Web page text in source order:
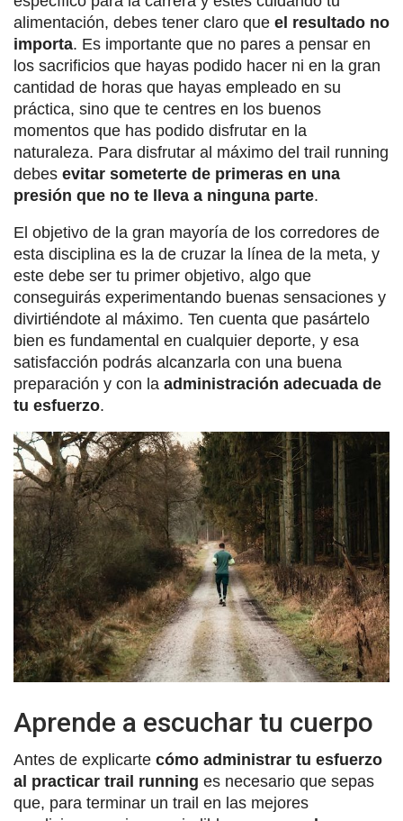
alimentación, debes tener claro que el resultado no
importa. Es importante que no pares a pensar en
los sacrificios que hayas podido hacer ni en la gran
cantidad de horas que hayas empleado en su
práctica, sino que te centres en los buenos
momentos que has podido disfrutar en la
naturaleza. Para disfrutar al máximo del trail running
debes evitar someterte de primeras en una
presión que no te lleva a ninguna parte.
El objetivo de la gran mayoría de los corredores de
esta disciplina es la de cruzar la línea de la meta, y
este debe ser tu primer objetivo, algo que
conseguirás experimentando buenas sensaciones y
divirtiéndote al máximo. Ten cuenta que pasártelo
bien es fundamental en cualquier deporte, y esa
satisfacción podrás alcanzarla con una buena
preparación y con la administración adecuada de
tu esfuerzo.
Aprende a escuchar tu cuerpo
Antes de explicarte cómo administrar tu esfuerzo
al practicar trail running es necesario que sepas
que, para terminar un trail en las mejores